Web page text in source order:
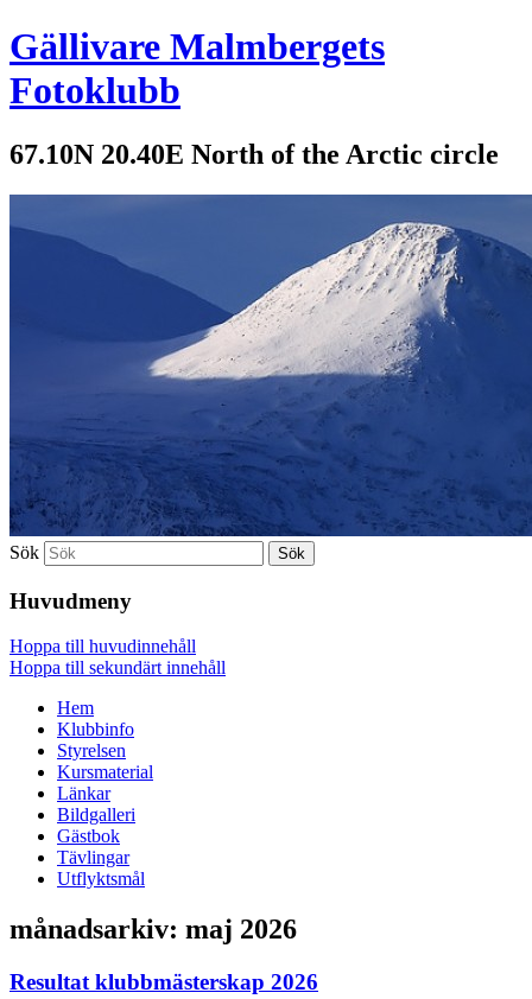
Gällivare Malmbergets
Fotoklubb
67.10N 20.40E North of the Arctic circle
Sök
Huvudmeny
Hoppa till huvudinnehåll
Hoppa till sekundärt innehåll
Hem
Klubbinfo
Styrelsen
Kursmaterial
Länkar
Bildgalleri
Gästbok
Tävlingar
Utflyktsmål
månadsarkiv: maj 2026
Resultat klubbmästerskap 2026